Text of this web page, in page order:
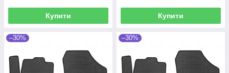
Купити Купити
–30% –30%